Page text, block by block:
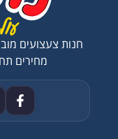
חנות צעצועים
מחירים